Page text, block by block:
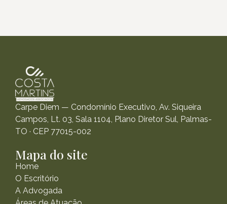
Carpe Diem — Condomínio Executivo, Av. Siqueira
Campos, Lt. 03, Sala 1104, Plano Diretor Sul, Palmas-
TO · CEP 77015-002
Mapa do site
Home
O Escritório
A Advogada